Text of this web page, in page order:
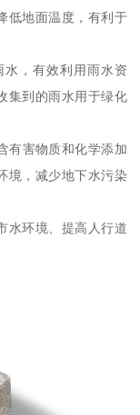
低地面温度，有利于
，有效利用雨水资
集到的雨水用于绿化
有害物质和化学添加
境，减少地下水污染
水环境、提高人行道